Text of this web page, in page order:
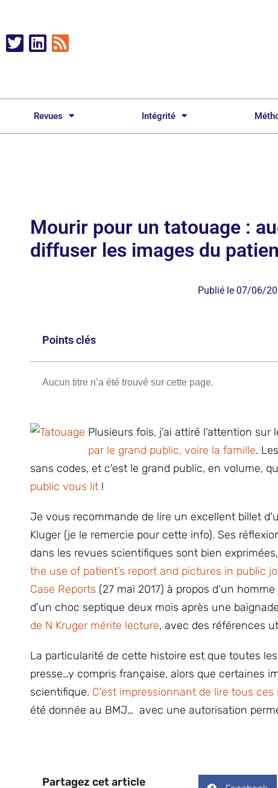
Revues Intégrité
Mourir pour un tatouage :
diffuser les images du
Publié le 07/06/
Points clés
Aucun titre n’a été trouvé sur cette page.
Plusieurs fois, j'ai attiré l'attention sur
par le grand public, voire la famille.
sans codes, et c'est le grand public, en volume,
public vous lit !
Je vous recommande de lire un excellent billet
Kluger (je le remercie pour cette info). Ses
dans les revues scientifiques sont bien
the use of patient’s report and pictures in public
Case Reports (27 mai 2017) à propos d'un
d'un choc septique deux mois après une
de N Kruger mérite lecture, avec des références
La particularité de cette histoire est que toutes
presse…y compris française, alors que certaines
scientifique. C'est impressionnant de lire tous ces
été donnée au BMJ… avec une autorisation
Partagez cet article